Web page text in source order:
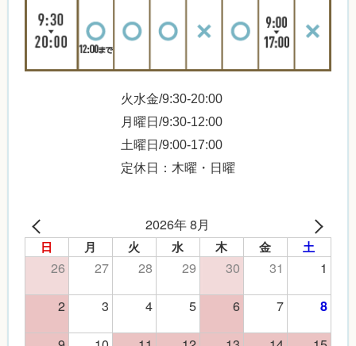
火水金/9:30-20:00
月曜日/9:30-12:00
土曜日/9:00-17:00
定休日：木曜・日曜
2026年 8月
日 月 火 水 木 金 土
26 27 28 29 30 31
1
2
3 4 5 6 7 8